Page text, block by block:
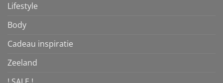
Lifestyle
Body
Cadeau inspiratie
Zeeland